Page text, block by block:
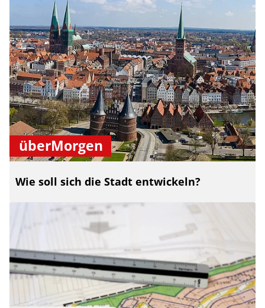
überMorgen
Wie soll sich die Stadt entwickeln?